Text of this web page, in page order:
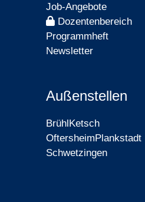
Job-Angebote
Dozentenbereich
Programmheft
Newsletter
Außenstellen
BrühlKetsch
OftersheimPlankstadt
Schwetzingen